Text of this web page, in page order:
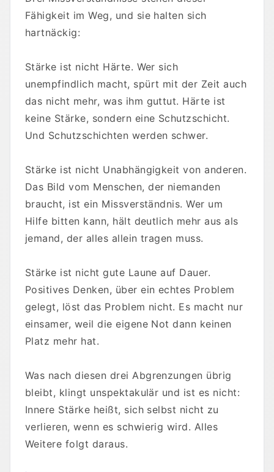
Fähigkeit im Weg, und sie halten sich
hartnäckig:
Stärke ist nicht Härte. Wer sich
unempfindlich macht, spürt mit der Zeit auch
das nicht mehr, was ihm guttut. Härte ist
keine Stärke, sondern eine Schutzschicht.
Und Schutzschichten werden schwer.
Stärke ist nicht Unabhängigkeit von anderen.
Das Bild vom Menschen, der niemanden
braucht, ist ein Missverständnis. Wer um
Hilfe bitten kann, hält deutlich mehr aus als
jemand, der alles allein tragen muss.
Stärke ist nicht gute Laune auf Dauer.
Positives Denken, über ein echtes Problem
gelegt, löst das Problem nicht. Es macht nur
einsamer, weil die eigene Not dann keinen
Platz mehr hat.
Was nach diesen drei Abgrenzungen übrig
bleibt, klingt unspektakulär und ist es nicht:
Innere Stärke heißt, sich selbst nicht zu
verlieren, wenn es schwierig wird. Alles
Weitere folgt daraus.